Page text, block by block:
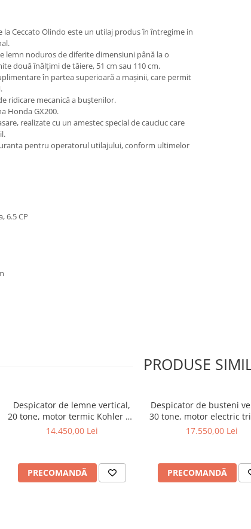
la Ceccato Olindo este un utilaj produs în întregime in
lemn noduros de diferite dimensiuni până la o
două înălțimi de tăiere, 51 cm sau 110 cm.
în partea superioară a mașinii, care permit
ridicare mecanică a buștenilor.
Honda GX200.
realizate cu un amestec special de cauciuc care
pentru operatorul utilajului, conform ultimelor
6.5 CP
PRODUSE
Despicator de lemne vertical,
20 tone, motor termic Kohler de
6.5CP, Jansen HS-20H110
14.450,00 Lei
PRECOMANDĂ
Despicator de busteni
30 tone, motor electric
priza tractor PTO ,Jansen
17.550,00 Lei
PRECOMANDĂ